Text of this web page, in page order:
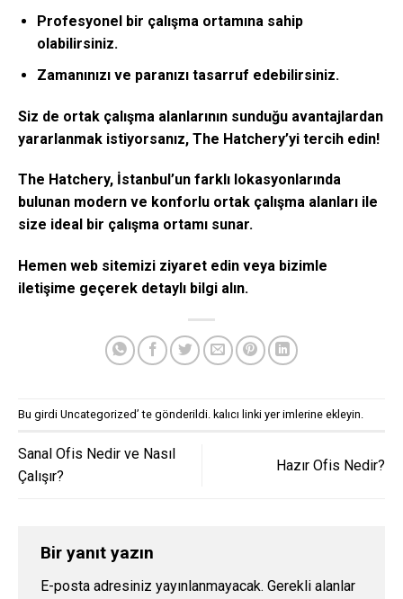
Profesyonel bir çalışma ortamına sahip
olabilirsiniz.
Zamanınızı ve paranızı tasarruf edebilirsiniz.
Siz de ortak çalışma alanlarının sunduğu avantajlardan
yararlanmak istiyorsanız, The Hatchery’yi tercih edin!
The Hatchery, İstanbul’un farklı lokasyonlarında
bulunan modern ve konforlu ortak çalışma alanları ile
size ideal bir çalışma ortamı sunar.
Hemen web sitemizi ziyaret edin veya bizimle
iletişime geçerek detaylı bilgi alın.
Bu girdi Uncategorized’ te gönderildi. kalıcı linki yer imlerine ekleyin.
Sanal Ofis Nedir ve Nasıl
Çalışır?
Hazır Ofis Nedir?
Bir yanıt yazın
E-posta adresiniz yayınlanmayacak. Gerekli alanlar